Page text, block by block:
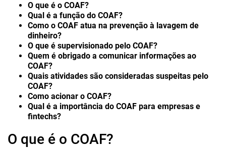
O que é o COAF?
Qual é a função do COAF?
Como o COAF atua na prevenção à lavagem de
dinheiro?
O que é supervisionado pelo COAF?
Quem é obrigado a comunicar informações ao
COAF?
Quais atividades são consideradas suspeitas pelo
COAF?
Como acionar o COAF?
Qual é a importância do COAF para empresas e
fintechs?
O que é o COAF?